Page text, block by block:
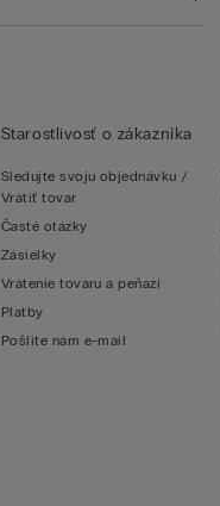
Starostlivosť o zákazníka
Sledujte svoju objednávku /
Vrátiť tovar
Časté otázky
Zásielky
Vrátenie tovaru a peňazí
Platby
Pošlite nám e-mail